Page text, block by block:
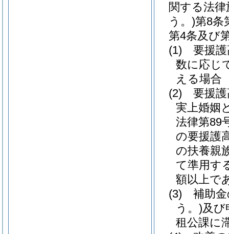
関する法律
う。)第8条
第4条及び
(1) 要援護
数に応じ
える場合
(2) 要援護
実上婚姻
法律第89
の要援護
の扶養親
て準用す
額以上で
(3) 補助金
う。)及び
租公課に